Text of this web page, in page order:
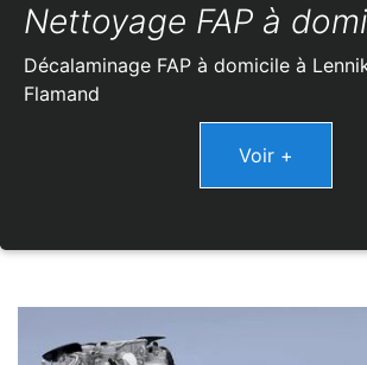
Nettoyage FAP à
Décalaminage FAP à domicile à
Flamand
Voir +